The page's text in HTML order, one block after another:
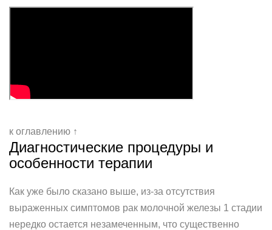
к оглавлению ↑
Диагностические процедуры и
особенности терапии
Как уже было сказано выше, из-за отсутствия
выраженных симптомов рак молочной железы 1 стадии
нередко остается незамеченным, что существенно